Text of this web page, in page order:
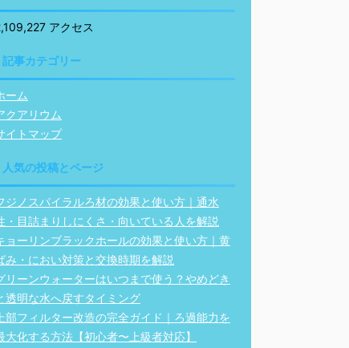
アクセス
記事カテゴリー
ーム
クアリウム
イトマップ
人気の投稿とページ
ジノスパイラルろ材の効果と使い方｜通水
・目詰まりしにくさ・向いている人を解説
ョーリンブラックホールの効果と使い方｜黄
み・におい対策と交換時期を解説
リーンウォーターはいつまで使う？やめどき
透明な水へ戻すタイミング
上部フィルター改造の完全ガイド｜ろ過能力を
大化する方法【初心者〜上級者対応】